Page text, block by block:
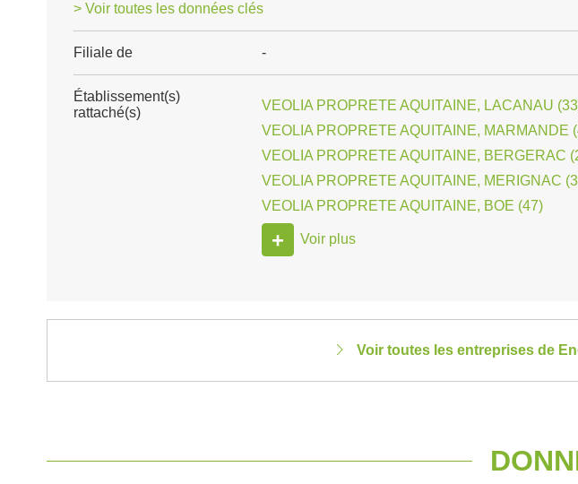
> Voir toutes les données clés
Filiale de -
Établissement(s)
rattaché(s)
VEOLIA PROPRETE AQUITAINE, LACANAU
VEOLIA PROPRETE AQUITAINE, MARMANDE
VEOLIA PROPRETE AQUITAINE, BERGERAC
VEOLIA PROPRETE AQUITAINE, MERIGNAC
VEOLIA PROPRETE AQUITAINE, BOE (47)
+ Voir plus
Voir toutes les entreprises de